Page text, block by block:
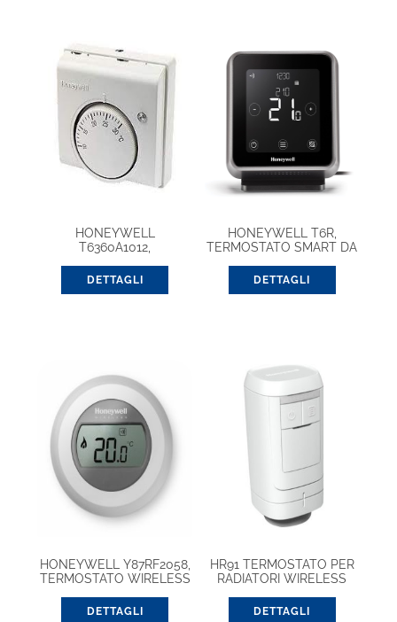
HONEYWELL
T6360A1012,
CON SPIA 1SPDT
DETTAGLI
HONEYWELL T6R,
TERMOSTATO SMART DA
DETTAGLI
HONEYWELL Y87RF2058,
TERMOSTATO WIRELESS
DETTAGLI
HR91 TERMOSTATO PER
RADIATORI WIRELESS
DETTAGLI